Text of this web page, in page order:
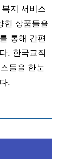
지 서비스
한 상품들을
통해 간편
. 한국교직
들을 한눈
.